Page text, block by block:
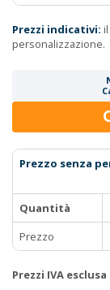
Prezzi indicativi:
personalizzazione.
Prezzo senza
Quantità
Prezzo
Prezzi IVA esclusa